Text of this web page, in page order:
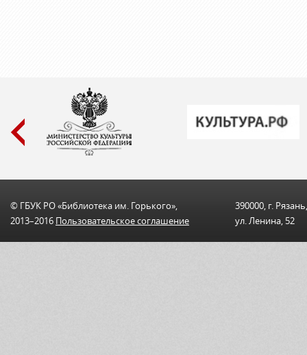
© ГБУК РО «Библиотека им. Горького»,
2013–2016 Пользовательскоe соглашениe
390000, г. Рязань,
ул. Ленина, 52